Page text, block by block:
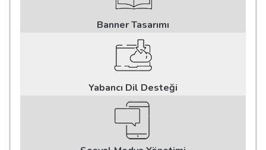
Banner Tasarımı
Yabancı Dil Desteği